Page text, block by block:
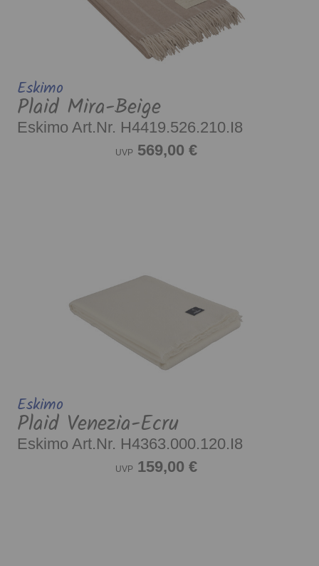
Eskimo
Plaid Mira-Beige
Eskimo Art.Nr. H4419.526.210.I8
UVP 569,00 €
Eskimo
Plaid Venezia-Ecru
Eskimo Art.Nr. H4363.000.120.I8
UVP 159,00 €